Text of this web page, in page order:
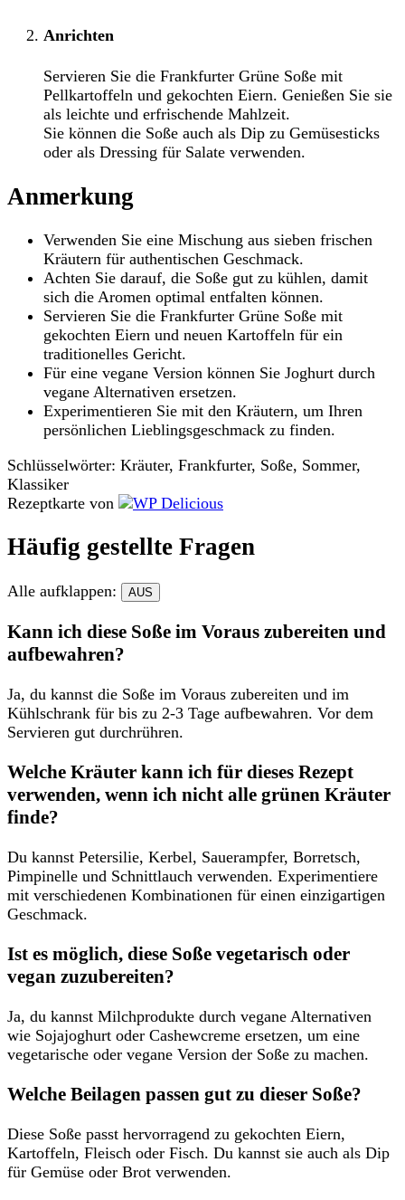
Anrichten
Servieren Sie die Frankfurter Grüne Soße mit
Pellkartoffeln und gekochten Eiern. Genießen Sie sie
als leichte und erfrischende Mahlzeit.
Sie können die Soße auch als Dip zu Gemüsesticks
oder als Dressing für Salate verwenden.
Anmerkung
Verwenden Sie eine Mischung aus sieben frischen
Kräutern für authentischen Geschmack.
Achten Sie darauf, die Soße gut zu kühlen, damit
sich die Aromen optimal entfalten können.
Servieren Sie die Frankfurter Grüne Soße mit
gekochten Eiern und neuen Kartoffeln für ein
traditionelles Gericht.
Für eine vegane Version können Sie Joghurt durch
vegane Alternativen ersetzen.
Experimentieren Sie mit den Kräutern, um Ihren
persönlichen Lieblingsgeschmack zu finden.
Schlüsselwörter: Kräuter, Frankfurter, Soße, Sommer,
Klassiker
Rezeptkarte von
Häufig gestellte Fragen
Alle aufklappen: AUS
Kann ich diese Soße im Voraus zubereiten und
aufbewahren?
Ja, du kannst die Soße im Voraus zubereiten und im
Kühlschrank für bis zu 2-3 Tage aufbewahren. Vor dem
Servieren gut durchrühren.
Welche Kräuter kann ich für dieses Rezept
verwenden, wenn ich nicht alle grünen Kräuter
finde?
Du kannst Petersilie, Kerbel, Sauerampfer, Borretsch,
Pimpinelle und Schnittlauch verwenden. Experimentiere
mit verschiedenen Kombinationen für einen einzigartigen
Geschmack.
Ist es möglich, diese Soße vegetarisch oder
vegan zuzubereiten?
Ja, du kannst Milchprodukte durch vegane Alternativen
wie Sojajoghurt oder Cashewcreme ersetzen, um eine
vegetarische oder vegane Version der Soße zu machen.
Welche Beilagen passen gut zu dieser Soße?
Diese Soße passt hervorragend zu gekochten Eiern,
Kartoffeln, Fleisch oder Fisch. Du kannst sie auch als Dip
für Gemüse oder Brot verwenden.